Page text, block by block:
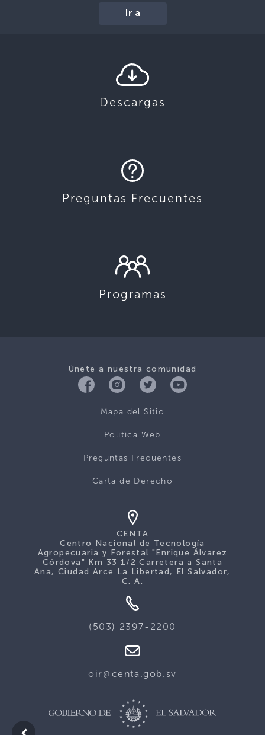
Ir a
Descargas
Preguntas Frecuentes
Programas
Únete a nuestra comunidad
Mapa del Sitio
Politica Web
Preguntas Frecuentes
Carta de Derecho
CENTA
Centro Nacional de Tecnología
Agropecuaria y Forestal "Enrique Álvarez
Córdova" Km 33 1/2 Carretera a Santa
Ana, Ciudad Arce La Libertad, El Salvador,
C. A.
(503) 2397-2200
oir@centa.gob.sv